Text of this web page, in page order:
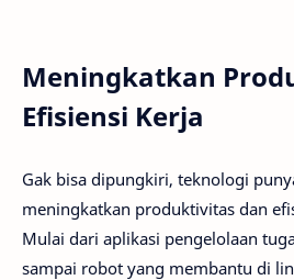
Meningkatkan
Efisiensi Kerja
Gak bisa dipungkiri, teknologi
meningkatkan produktivitas dan
Mulai dari aplikasi pengelolaan
sampai robot yang membantu di